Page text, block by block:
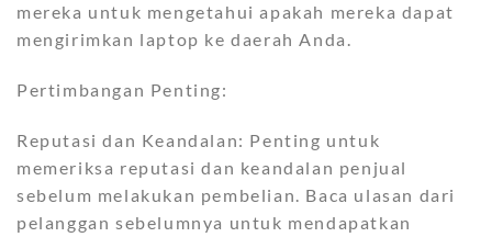
mereka untuk mengetahui apakah mereka dapat
mengirimkan laptop ke daerah Anda.
Pertimbangan Penting:
Reputasi dan Keandalan: Penting untuk
memeriksa reputasi dan keandalan penjual
sebelum melakukan pembelian. Baca ulasan dari
pelanggan sebelumnya untuk mendapatkan